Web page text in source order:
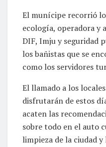
El munícipe recorrió
ecología, operadora y
DIF, Imju y seguridad
los bañistas que se
como los servidores
El llamado a los
disfrutarán de estos
acaten las
sobre todo en el auto
limpieza de la ciudad y